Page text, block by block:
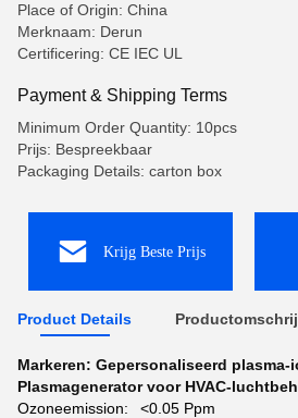
Place of Origin: China
Merknaam: Derun
Certificering: CE IEC UL
Payment & Shipping Terms
Minimum Order Quantity: 10pcs
Prijs: Bespreekbaar
Packaging Details: carton box
Krijg Beste Prijs
Product Details
Markeren: Gepersonaliseerd plasma-
Plasmagenerator voor HVAC-
Ozoneemission:
<0.05 Ppm